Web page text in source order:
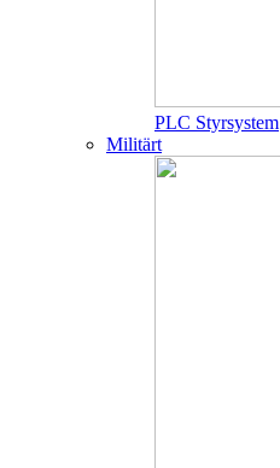
PLC Styrsystem
Militärt